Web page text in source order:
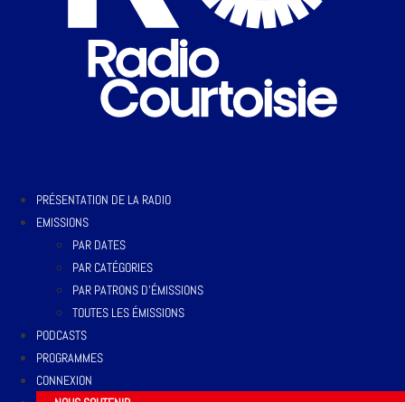
PRÉSENTATION DE LA RADIO
EMISSIONS
PAR DATES
PAR CATÉGORIES
PAR PATRONS D’ÉMISSIONS
TOUTES LES ÉMISSIONS
PODCASTS
PROGRAMMES
CONNEXION